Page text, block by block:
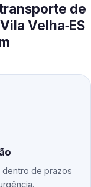
de
Velha‑ES
de prazos